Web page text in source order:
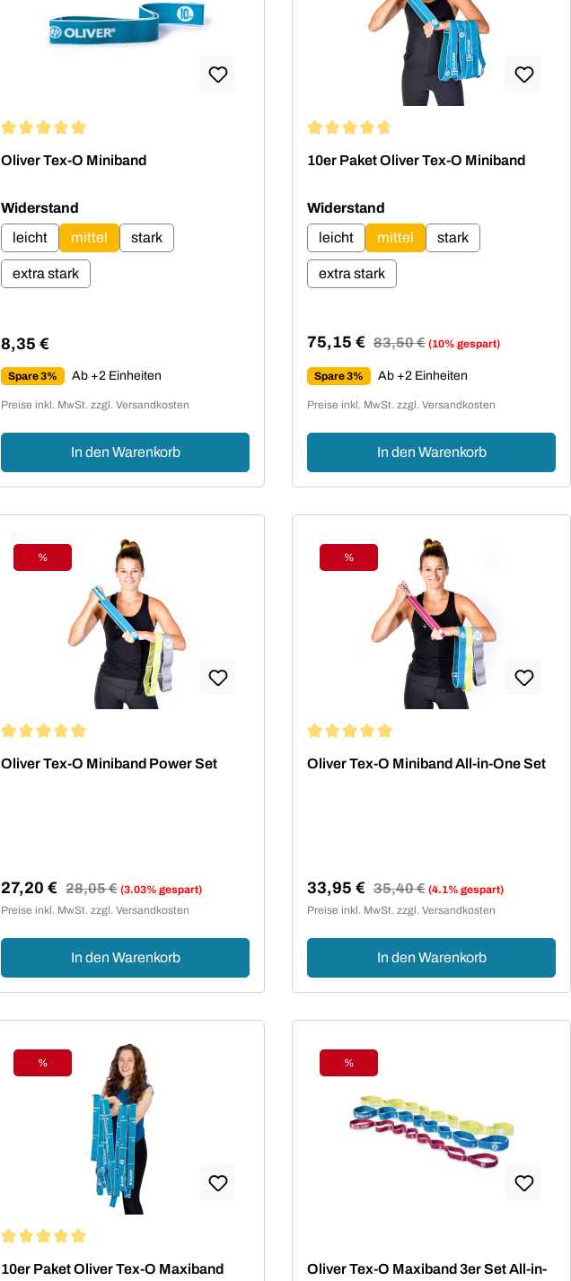
Oliver Tex-O Miniband
Widerstand
leicht
mittel stark
extra stark
Regulärer Preis:
8,35 €
Spare 3% Ab +2 Einheiten
Preise inkl. MwSt. zzgl. Versandkosten
In den Warenkorb
10er Paket Oliver Tex-O Miniband
Widerstand
leicht
mittel stark
extra stark
Verkaufspreis:
75,15 € Regulärer Preis:
83,50 € (10% gespart)
Spare 3% Ab +2 Einheiten
Preise inkl. MwSt. zzgl. Versandkosten
In den Warenkorb
Rabatt
%
Oliver Tex-O Miniband Power Set
Verkaufspreis:
27,20 € Regulärer Preis:
28,05 € (3.03% gespart)
Preise inkl. MwSt. zzgl. Versandkosten
In den Warenkorb
Rabatt
%
Oliver Tex-O Miniband All-in-One Set
Verkaufspreis:
33,95 € Regulärer Preis:
35,40 € (4.1% gespart)
Preise inkl. MwSt. zzgl. Versandkosten
In den Warenkorb
Rabatt
%
10er Paket Oliver Tex-O Maxiband
Rabatt
%
Oliver Tex-O Maxiband 3er Set All-in-